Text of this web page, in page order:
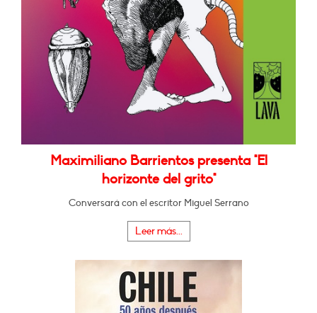
Maximiliano Barrientos presenta "El
horizonte del grito"
Conversará con el escritor Miguel Serrano
Leer más...